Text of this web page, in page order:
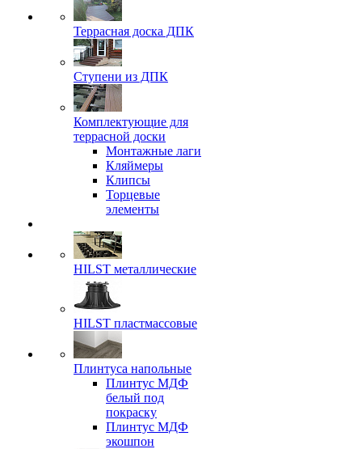
Террасная доска ДПК
Ступени из ДПК
Комплектующие для
террасной доски
Монтажные лаги
Кляймеры
Клипсы
Торцевые
элементы
HILST металлические
HILST пластмассовые
Плинтуса напольные
Плинтус МДФ
белый под
покраску
Плинтус МДФ
экошпон